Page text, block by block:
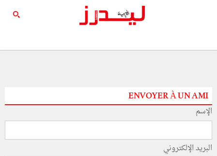
ENVOYER À UN AMI
الإسم
البريد الإلكتروني